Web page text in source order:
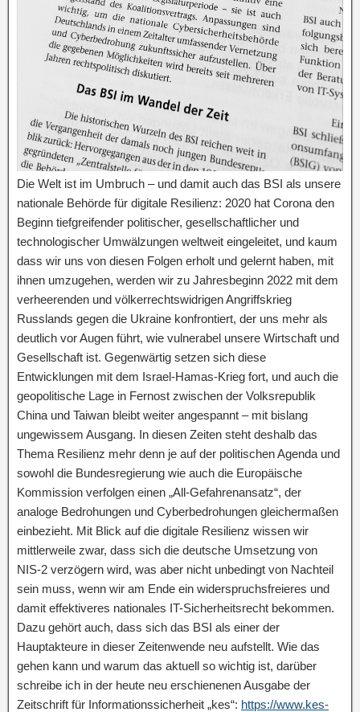
Die Welt ist im Umbruch – und damit auch das BSI als unsere
nationale Behörde für digitale Resilienz: 2020 hat Corona den
Beginn tiefgreifender politischer, gesellschaftlicher und
technologischer Umwälzungen weltweit eingeleitet, und kaum
dass wir uns von diesen Folgen erholt und gelernt haben, mit
ihnen umzugehen, werden wir zu Jahresbeginn 2022 mit dem
verheerenden und völkerrechtswidrigen Angriffskrieg
Russlands gegen die Ukraine konfrontiert, der uns mehr als
deutlich vor Augen führt, wie vulnerabel unsere Wirtschaft und
Gesellschaft ist. Gegenwärtig setzen sich diese
Entwicklungen mit dem Israel-Hamas-Krieg fort, und auch die
geopolitische Lage in Fernost zwischen der Volksrepublik
China und Taiwan bleibt weiter angespannt – mit bislang
ungewissem Ausgang. In diesen Zeiten steht deshalb das
Thema Resilienz mehr denn je auf der politischen Agenda und
sowohl die Bundesregierung wie auch die Europäische
Kommission verfolgen einen „All-Gefahrenansatz“, der
analoge Bedrohungen und Cyberbedrohungen gleichermaßen
einbezieht. Mit Blick auf die digitale Resilienz wissen wir
mittlerweile zwar, dass sich die deutsche Umsetzung von
NIS-2 verzögern wird, was aber nicht unbedingt von Nachteil
sein muss, wenn wir am Ende ein widerspruchsfreieres und
damit effektiveres nationales IT-Sicherheitsrecht bekommen.
Dazu gehört auch, dass sich das BSI als einer der
Hauptakteure in dieser Zeitenwende neu aufstellt. Wie das
gehen kann und warum das aktuell so wichtig ist, darüber
schreibe ich in der heute neu erschienenen Ausgabe der
Zeitschrift für Informationssicherheit „kes“: https://www.kes-